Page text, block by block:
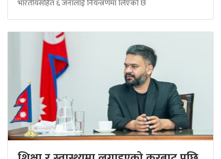
भारतीयसहित ६ जनालाई नियन्त्रणमा लिएको छ